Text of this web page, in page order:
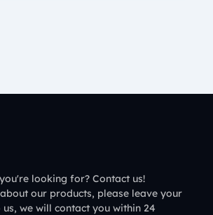
looking for? Contact us!
our products, please leave your
we will contact you within 24